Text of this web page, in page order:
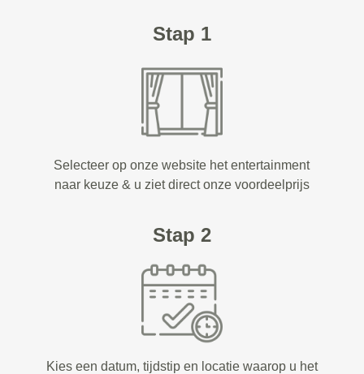
Stap 1
Selecteer op onze website het entertainment
naar keuze & u ziet direct onze voordeelprijs
Stap 2
Kies een datum, tijdstip en locatie waarop u het